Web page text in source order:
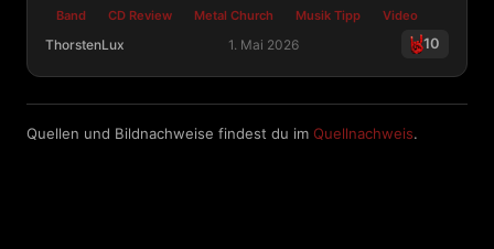
Band CD Review Metal Church Musik Tipp Video
ThorstenLux 1. Mai 2026 10
Quellen und Bildnachweise findest du im Quellnachweis.